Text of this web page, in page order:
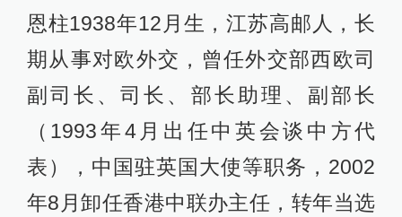
恩柱1938年12月生，江苏高邮人，长
期从事对欧外交，曾任外交部西欧司
副司长、司长、部长助理、副部长
（1993年4月出任中英会谈中方代
表），中国驻英国大使等职务，2002
年8月卸任香港中联办主任，转年当选